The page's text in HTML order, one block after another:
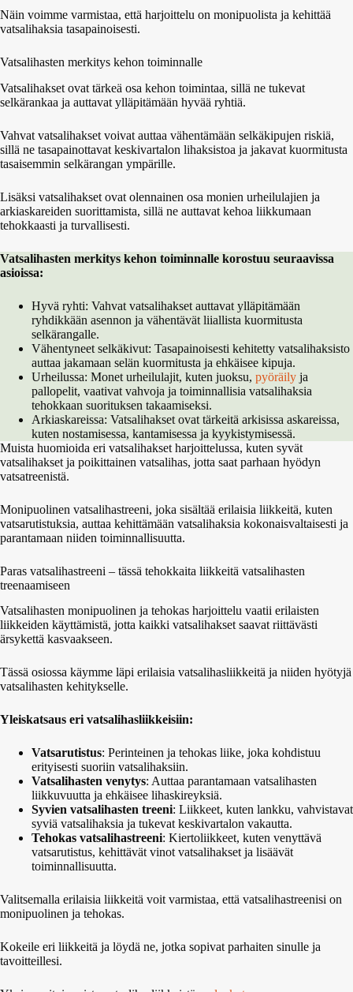
Näin voimme varmistaa, että harjoittelu on monipuolista ja kehittää
vatsalihaksia tasapainoisesti.
Vatsalihasten merkitys kehon toiminnalle
Vatsalihakset ovat tärkeä osa kehon toimintaa, sillä ne tukevat
selkärankaa ja auttavat ylläpitämään hyvää ryhtiä.
Vahvat vatsalihakset voivat auttaa vähentämään selkäkipujen riskiä,
sillä ne tasapainottavat keskivartalon lihaksistoa ja jakavat kuormitusta
tasaisemmin selkärangan ympärille.
Lisäksi vatsalihakset ovat olennainen osa monien urheilulajien ja
arkiaskareiden suorittamista, sillä ne auttavat kehoa liikkumaan
tehokkaasti ja turvallisesti.
Vatsalihasten merkitys kehon toiminnalle korostuu seuraavissa
asioissa:
Hyvä ryhti: Vahvat vatsalihakset auttavat ylläpitämään
ryhdikkään asennon ja vähentävät liiallista kuormitusta
selkärangalle.
Vähentyneet selkäkivut: Tasapainoisesti kehitetty vatsalihaksisto
auttaa jakamaan selän kuormitusta ja ehkäisee kipuja.
Urheilussa: Monet urheilulajit, kuten juoksu, pyöräily ja
pallopelit, vaativat vahvoja ja toiminnallisia vatsalihaksia
tehokkaan suorituksen takaamiseksi.
Arkiaskareissa: Vatsalihakset ovat tärkeitä arkisissa askareissa,
kuten nostamisessa, kantamisessa ja kyykistymisessä.
Muista huomioida eri vatsalihakset harjoittelussa, kuten syvät
vatsalihakset ja poikittainen vatsalihas, jotta saat parhaan hyödyn
vatsatreenistä.
Monipuolinen vatsalihastreeni, joka sisältää erilaisia liikkeitä, kuten
vatsarutistuksia, auttaa kehittämään vatsalihaksia kokonaisvaltaisesti ja
parantamaan niiden toiminnallisuutta.
Paras vatsalihastreeni – tässä tehokkaita liikkeitä vatsalihasten
treenaamiseen
Vatsalihasten monipuolinen ja tehokas harjoittelu vaatii erilaisten
liikkeiden käyttämistä, jotta kaikki vatsalihakset saavat riittävästi
ärsykettä kasvaakseen.
Tässä osiossa käymme läpi erilaisia vatsalihasliikkeitä ja niiden hyötyjä
vatsalihasten kehitykselle.
Yleiskatsaus eri vatsalihasliikkeisiin:
Vatsarutistus: Perinteinen ja tehokas liike, joka kohdistuu
erityisesti suoriin vatsalihaksiin.
Vatsalihasten venytys: Auttaa parantamaan vatsalihasten
liikkuvuutta ja ehkäisee lihaskireyksiä.
Syvien vatsalihasten treeni: Liikkeet, kuten lankku, vahvistavat
syviä vatsalihaksia ja tukevat keskivartalon vakautta.
Tehokas vatsalihastreeni: Kiertoliikkeet, kuten venyttävä
vatsarutistus, kehittävät vinot vatsalihakset ja lisäävät
toiminnallisuutta.
Valitsemalla erilaisia liikkeitä voit varmistaa, että vatsalihastreenisi on
monipuolinen ja tehokas.
Kokeile eri liikkeitä ja löydä ne, jotka sopivat parhaiten sinulle ja
tavoitteillesi.